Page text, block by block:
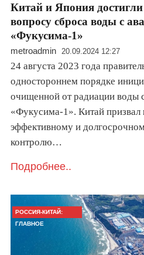
Китай и Япония достигли
вопросу сброса воды с
«Фукусима-1»
metroadmin 20.09.2024 12:27
24 августа 2023 года
одностороннем порядке
очищенной от радиации воды
«Фукусима-1». Китай призвал
эффективному и
контролю…
Подробнее..
РОССИЯ-КИТАЙ:
ГЛАВНОЕ